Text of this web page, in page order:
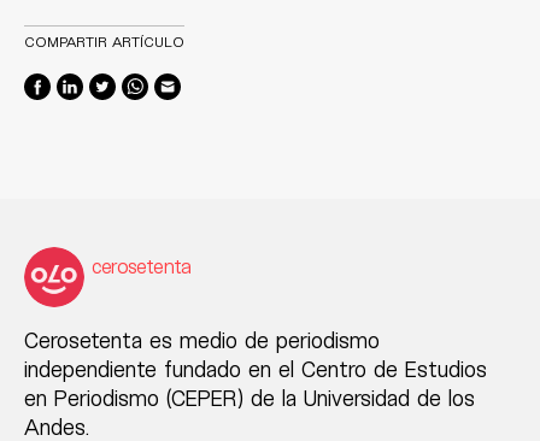
COMPARTIR ARTÍCULO
cerosetenta
Cerosetenta es medio de periodismo
independiente fundado en el Centro de Estudios
en Periodismo (CEPER) de la Universidad de los
Andes.